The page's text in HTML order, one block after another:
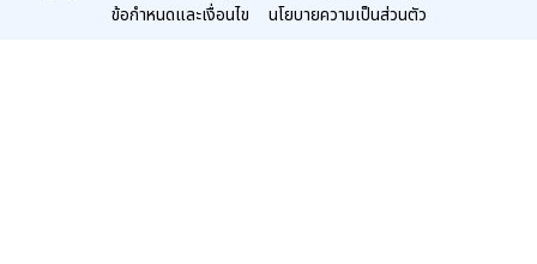
ข้อกำหนดและเงื่อนไข
นโยบายความเป็นส่วนตัว